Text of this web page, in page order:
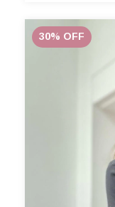
30% OFF